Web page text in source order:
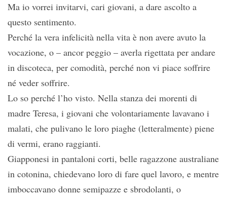
Ma io vorrei invitarvi, cari giovani, a dare ascolto a
questo sentimento.
Perché la vera infelicità nella vita è non avere avuto la
vocazione, o – ancor peggio – averla rigettata per andare
in discoteca, per comodità, perché non vi piace soffrire
né veder soffrire.
Lo so perché l’ho visto. Nella stanza dei morenti di
madre Teresa, i giovani che volontariamente lavavano i
malati, che pulivano le loro piaghe (letteralmente) piene
di vermi, erano raggianti.
Giapponesi in pantaloni corti, belle ragazzone australiane
in cotonina, chiedevano loro di fare quel lavoro, e mentre
imboccavano donne semipazze e sbrodolanti, o